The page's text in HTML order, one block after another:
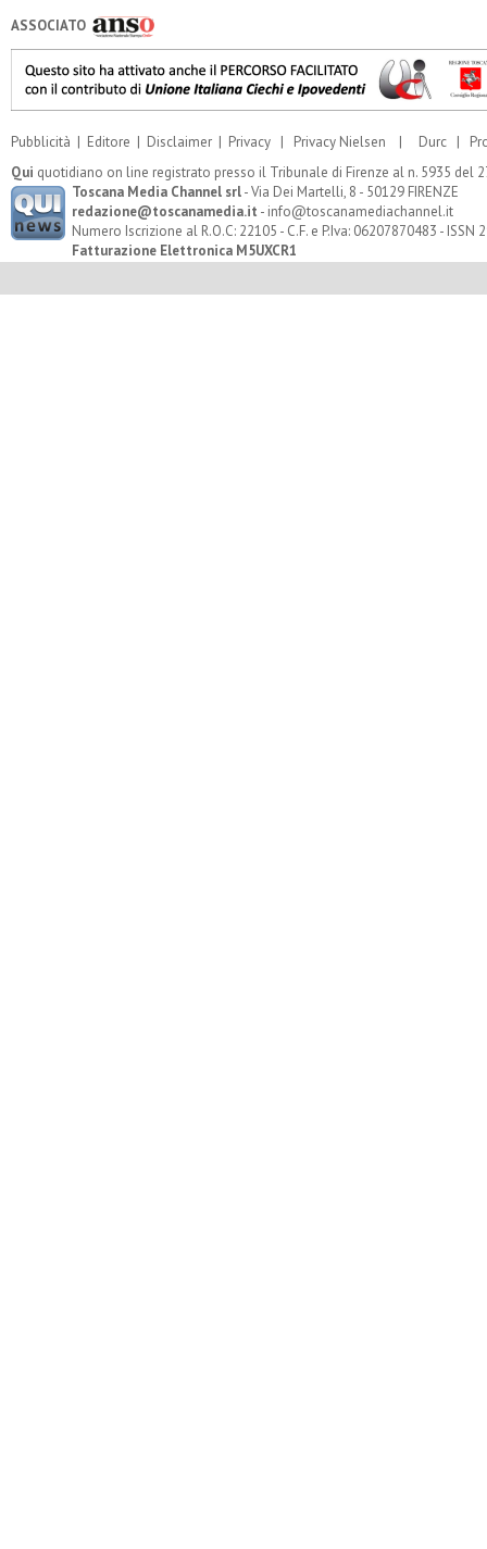
ASSOCIATO
Pubblicità | Editore | Disclaimer | Privacy | Privacy Nielsen | Durc |
Qui quotidiano on line registrato presso il Tribunale di Firenze al n. 5935 del
Toscana Media Channel srl- Via Dei Martelli, 8 - 50129 FIRENZE
redazione@toscanamedia.it - info@toscanamediachannel.it
Numero Iscrizione al R.O.C: 22105 - C.F. e P.Iva: 06207870483 - ISSN
Fatturazione Elettronica M5UXCR1